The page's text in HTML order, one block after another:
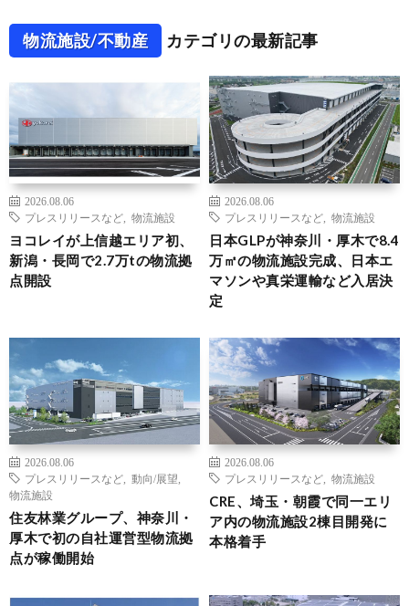
物流施設/不動産 カテゴリの最新記事
2026.08.06
プレスリリースなど
物流施設
ヨコレイが上信越エリア初、
新潟・長岡で2.7万tの物流拠
点開設
2026.08.06
プレスリリースなど
物流施設
日本GLPが神奈川・厚木で8.4
万㎡の物流施設完成、日本エ
マソンや真栄運輸など入居決
定
2026.08.06
プレスリリースなど
動向/展望
物流施設
住友林業グループ、神奈川・
厚木で初の自社運営型物流拠
点が稼働開始
2026.08.06
プレスリリースなど
物流施設
CRE、埼玉・朝霞で同一エリ
ア内の物流施設2棟目開発に
本格着手